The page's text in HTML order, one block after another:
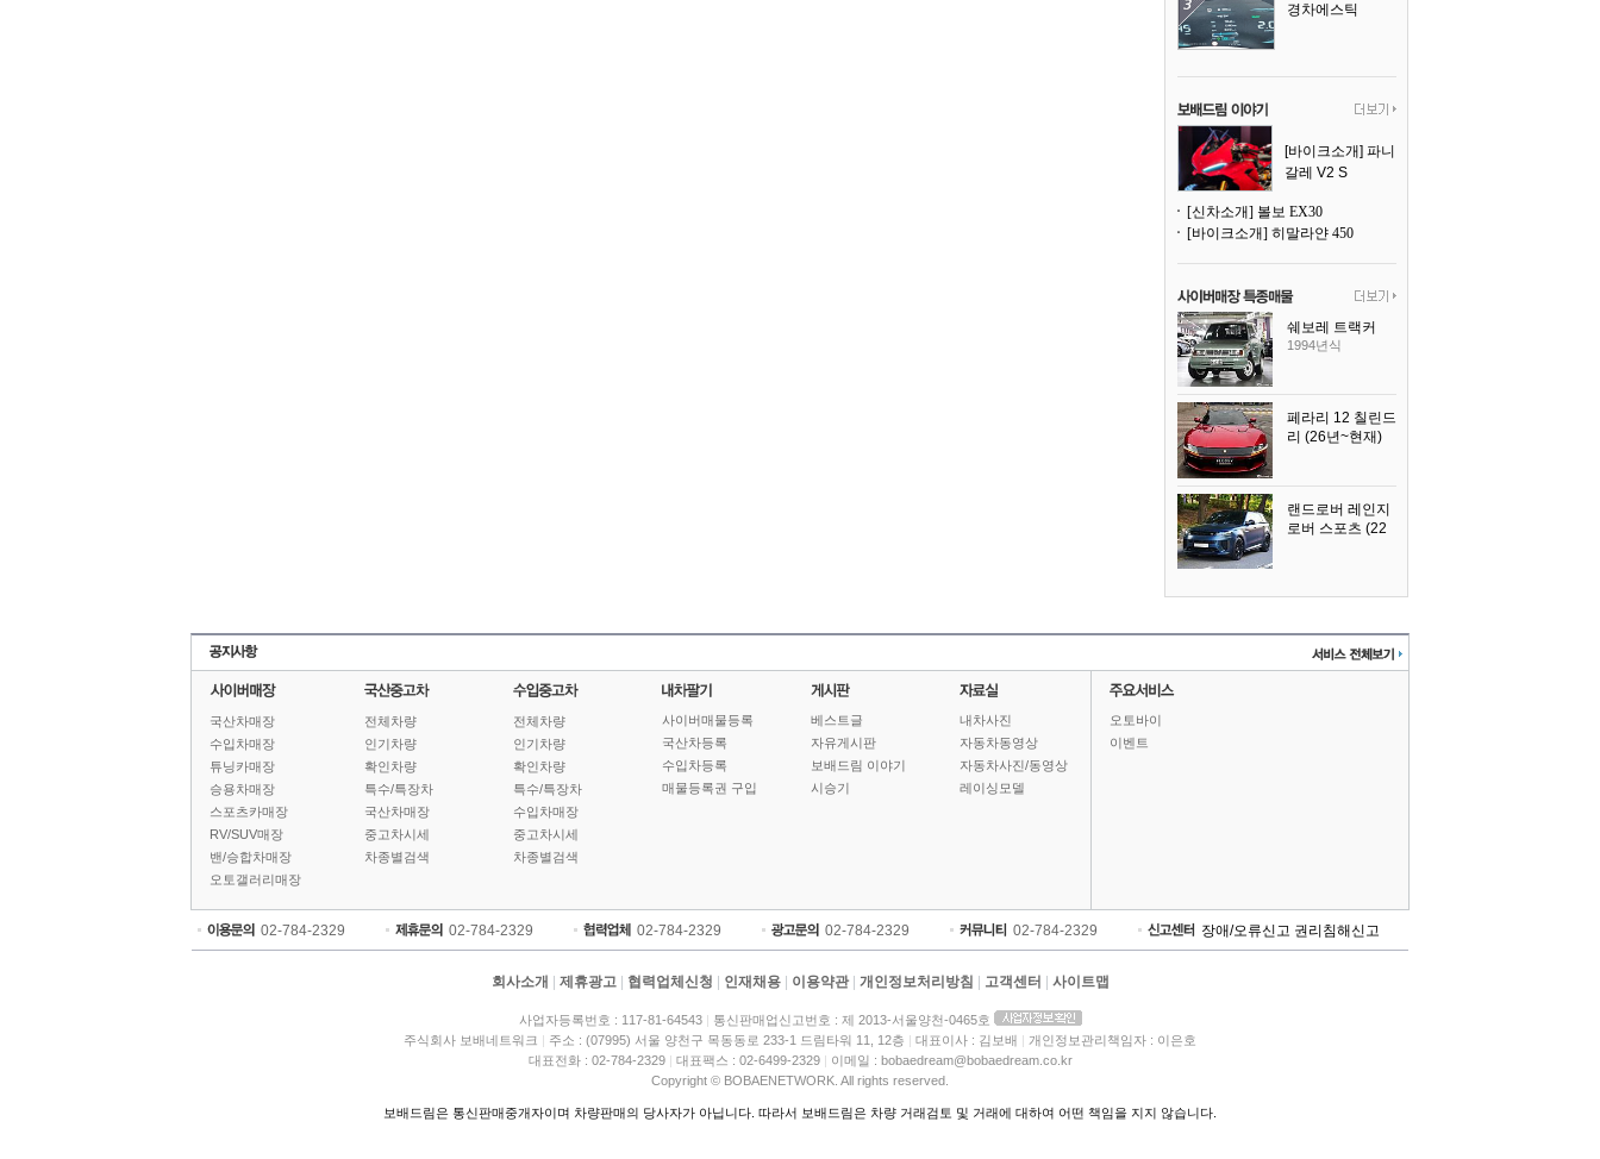
경차에스틱
[바이크소개] 파니
갈레 V2 S
[신차소개] 볼보 EX30
[바이크소개] 히말라얀 450
쉐보레 트랙커
1994년식
페라리 12 칠린드
리 (26년~현재)
랜드로버 레인지
로버 스포츠 (22
국산차매장
수입차매장
튜닝카매장
승용차매장
스포츠카매장
RV/SUV매장
밴/승합차매장
오토갤러리매장
전체차량
인기차량
확인차량
특수/특장차
국산차매장
중고차시세
차종별검색
전체차량
인기차량
확인차량
특수/특장차
수입차매장
중고차시세
차종별검색
사이버매물등록
국산차등록
수입차등록
매물등록권 구입
베스트글
자유게시판
보배드림 이야기
시승기
내차사진
자동차동영상
자동차사진/동영상
레이싱모델
오토바이
이벤트
02-784-2329 02-784-2329 02-784-2329 02-784-2329 02-784-2329 장애/오류신고 권리침해신고
회사소개 제휴광고 협력업체신청 인재채용 이용약관 개인정보처리방침 고객센터 사이트맵
사업자등록번호 : 117-81-64543
통신판매업신고번호 : 제 2013-서울양천-0465호
주식회사 보배네트워크
주소 : (07995) 서울 양천구 목동동로 233-1 드림타워 11, 12층 대표이사 : 김보배
개인정보관리책임자 : 이은호
대표전화 : 02-784-2329
대표팩스 : 02-6499-2329
이메일 : bobaedream@bobaedream.co.kr
Copyright © BOBAENETWORK. All rights reserved.
보배드림은 통신판매중개자이며 차량판매의 당사자가 아닙니다. 따라서 보배드림은 차량 거래검토 및 거래에 대하여 어떤 책임을 지지 않습니다.